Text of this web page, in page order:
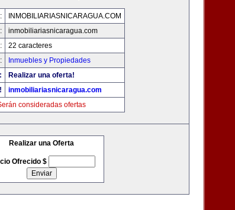
INMOBILIARIASNICARAGUA.COM
inmobiliariasnicaragua.com
22 caracteres
Inmuebles y Propiedades
Realizar una oferta!
inmobiliariasnicaragua.com
consideradas ofertas
Realizar una Oferta
Ofrecido $